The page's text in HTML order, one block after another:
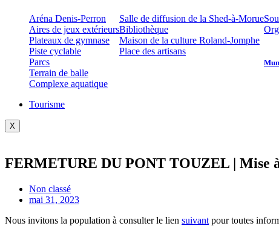
Aréna Denis-Perron
Aires de jeux extérieurs
Plateaux de gymnase
Piste cyclable
Parcs
Terrain de balle
Complexe aquatique
Salle de diffusion de la Shed-à-Morue
Bibliothèque
Maison de la culture Roland-Jomphe
Place des artisans
Tourisme
X
FERMETURE DU PONT TOUZEL | Mise
Non classé
mai 31, 2023
Nous invitons la population à consulter le lien suivant pour toutes